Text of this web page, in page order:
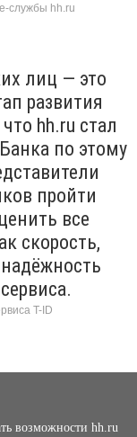
службы hh.ru
лиц — это
развития
hh.ru стал
по этому
пройти
все
скорость,
T-ID
возможности hh.ru